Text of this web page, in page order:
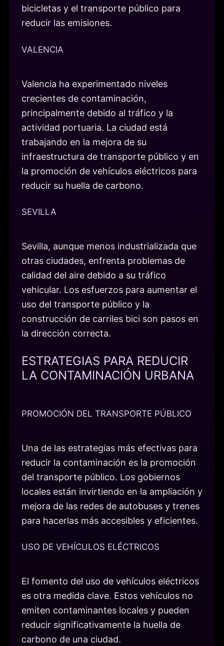
bicicletas y el transporte público para
reducir las emisiones.
VALENCIA
Valencia ha experimentado niveles
crecientes de contaminación,
principalmente debido al tráfico y la
actividad portuaria. La ciudad está
trabajando en la mejora de su
infraestructura de transporte público y en
la promoción de vehículos eléctricos para
reducir su huella de carbono.
SEVILLA
Sevilla, aunque menos industrializada que
otras ciudades, enfrenta problemas de
calidad del aire debido a su tráfico
vehicular. Los esfuerzos para aumentar el
uso del transporte público y la
construcción de carriles bici son pasos en
la dirección correcta.
ESTRATEGIAS PARA REDUCIR
LA CONTAMINACIÓN URBANA
PROMOCIÓN DEL TRANSPORTE PÚBLICO
Una de las estrategias más efectivas para
reducir la contaminación es la promoción
del transporte público. Los gobiernos
locales están invirtiendo en la ampliación y
mejora de las redes de autobuses y trenes
para hacerlas más accesibles y eficientes.
USO DE VEHÍCULOS ELÉCTRICOS
El fomento del uso de vehículos eléctricos
es otra medida clave. Estos vehículos no
emiten contaminantes locales y pueden
reducir significativamente la huella de
carbono de una ciudad.